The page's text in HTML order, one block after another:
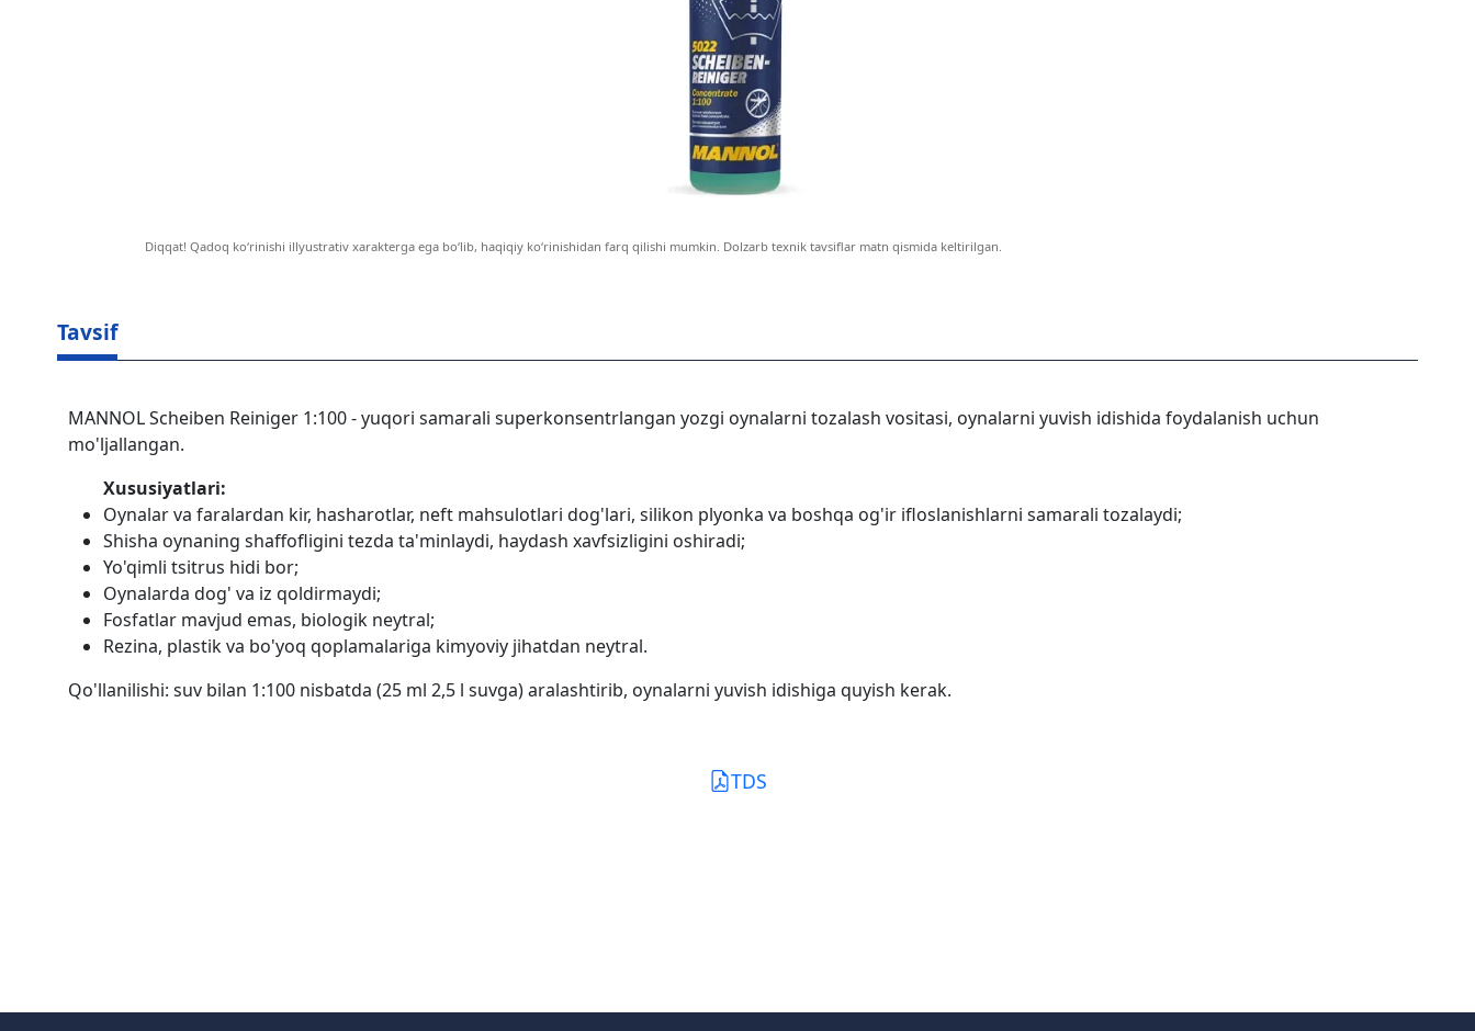
Diqqat! Qadoq ko‘rinishi illyustrativ xarakterga ega bo‘lib, haqiqiy ko‘rinishidan farq qilishi mumkin. Dolzarb texnik tavsiflar matn qismida keltirilgan.
Tavsif
MANNOL Scheiben Reiniger 1:100 - yuqori samarali superkonsentrlangan yozgi oynalarni tozalash vositasi, oynalarni yuvish idishida foydalanish uchun
mo'ljallangan.
Xususiyatlari:
Oynalar va faralardan kir, hasharotlar, neft mahsulotlari dog'lari, silikon plyonka va boshqa og'ir ifloslanishlarni samarali tozalaydi;
Shisha oynaning shaffofligini tezda ta'minlaydi, haydash xavfsizligini oshiradi;
Yo'qimli tsitrus hidi bor;
Oynalarda dog' va iz qoldirmaydi;
Fosfatlar mavjud emas, biologik neytral;
Rezina, plastik va bo'yoq qoplamalariga kimyoviy jihatdan neytral.
Qo'llanilishi: suv bilan 1:100 nisbatda (25 ml 2,5 l suvga) aralashtirib, oynalarni yuvish idishiga quyish kerak.
TDS